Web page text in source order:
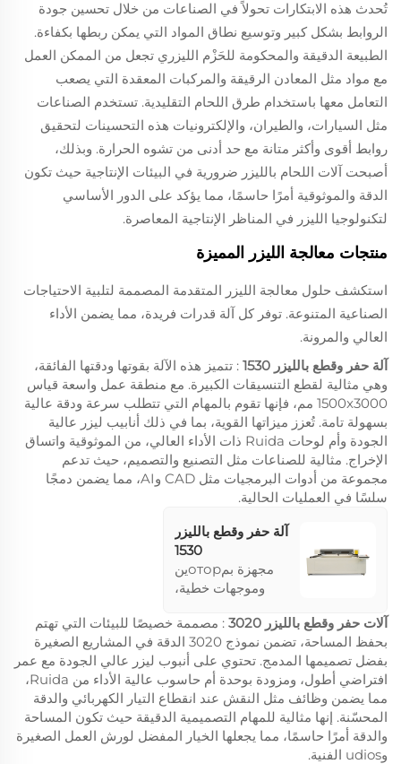
تُحدث هذه الابتكارات تحولاً في الصناعات من خلال تحسين جودة
الروابط بشكل كبير وتوسيع نطاق المواد التي يمكن ربطها بكفاءة.
الطبيعة الدقيقة والمحكومة للحَزْم الليزري تجعل من الممكن العمل
مع مواد مثل المعادن الرقيقة والمركبات المعقدة التي يصعب
التعامل معها باستخدام طرق اللحام التقليدية. تستخدم الصناعات
مثل السيارات، والطيران، والإلكترونيات هذه التحسينات لتحقيق
روابط أقوى وأكثر متانة مع حد أدنى من تشوه الحرارة. وبذلك،
أصبحت آلات اللحام بالليزر ضرورية في البيئات الإنتاجية حيث تكون
الدقة والموثوقية أمرًا حاسمًا، مما يؤكد على الدور الأساسي
لتكنولوجيا الليزر في المناظر الإنتاجية المعاصرة.
منتجات معالجة الليزر المميزة
استكشف حلول معالجة الليزر المتقدمة المصممة لتلبية الاحتياجات
الصناعية المتنوعة. توفر كل آلة قدرات فريدة، مما يضمن الأداء
العالي والمرونة.
آلة حفر وقطع بالليزر 1530
: تتميز هذه الآلة بقوتها ودقتها الفائقة،
وهي مثالية لقطع التنسيقات الكبيرة. مع منطقة عمل واسعة قياس
1500x3000 مم، فإنها تقوم بالمهام التي تتطلب سرعة ودقة عالية
بسهولة تامة. تُعزز ميزاتها القوية، بما في ذلك أنابيب ليزر عالية
الجودة وأم لوحات Ruida ذات الأداء العالي، من الموثوقية واتساق
الإخراج. مثالية للصناعات مثل التصنيع والتصميم، حيث تدعم
مجموعة من أدوات البرمجيات مثل CAD وAI، مما يضمن دمجًا
سلسًا في العمليات الحالية.
آلة حفر وقطع بالليزر
1530
مجهزة بمоторين
وموجهات خطية،
القطع المستمر
السريع. تصميمها
يضمن استقرار إخراج
طاقة الليزر، وتدعم
برامج مثل CAD وAI
لتلبية احتياجات
التصميم المختلفة.
آلات حفر وقطع بالليزر 3020
: مصممة خصيصًا للبيئات التي تهتم
بحفظ المساحة، تضمن نموذج 3020 الدقة في المشاريع الصغيرة
بفضل تصميمها المدمج. تحتوي على أنبوب ليزر عالي الجودة مع عمر
افتراضي أطول، ومزودة بوحدة أم حاسوب عالية الأداء من Ruida،
مما يضمن وظائف مثل النقش عند انقطاع التيار الكهربائي والدقة
المحسّنة. إنها مثالية للمهام التصميمية الدقيقة حيث تكون المساحة
والدقة أمرًا حاسمًا، مما يجعلها الخيار المفضل لورش العمل الصغيرة
وudios الفنية.